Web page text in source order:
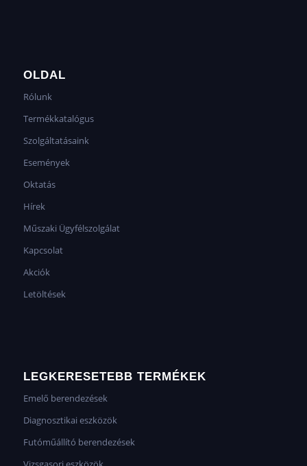
OLDAL
Rólunk
Termékkatalógus
Szolgáltatásaink
Események
Oktatás
Hírek
Műszaki Ügyfélszolgálat
Kapcsolat
Akciók
Letöltések
LEGKERESETEBB TERMÉKEK
Emelő berendezések
Diagnosztikai eszközök
Futóműállító berendezések